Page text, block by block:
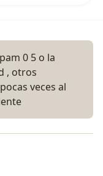
0 5 o la
, otros
veces al